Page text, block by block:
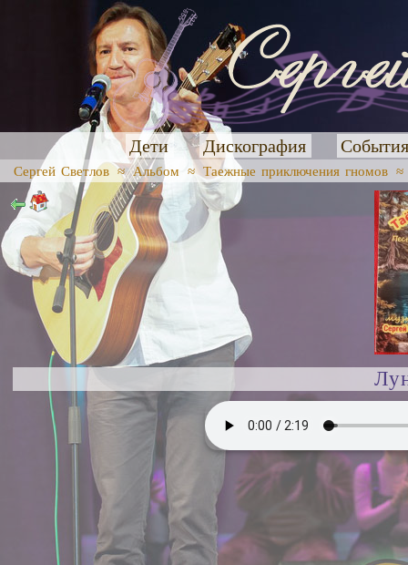
Дети Дискография
Сергей Светлов ≈Альбом ≈ Таежные приключения гномов ≈